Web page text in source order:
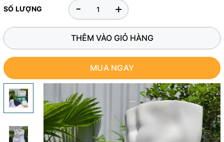
SỐ LƯỢNG +
-
THÊM VÀO GIỎ HÀNG
MUA NGAY